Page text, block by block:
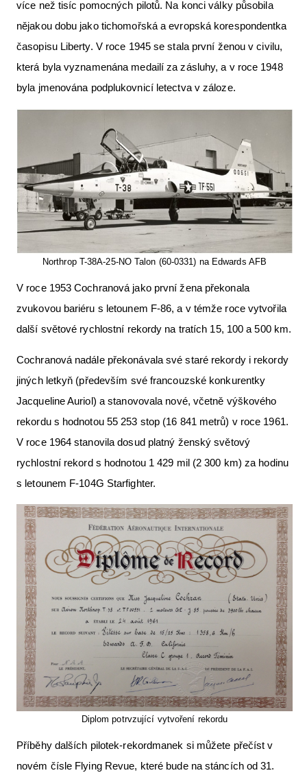
více než tisíc pomocných pilotů. Na konci války působila
nějakou dobu jako tichomořská a evropská korespondentka
časopisu Liberty. V roce 1945 se stala první ženou v civilu,
která byla vyznamenána medailí za zásluhy, a v roce 1948
byla jmenována podplukovnicí letectva v záloze.
Northrop T-38A-25-NO Talon (60-0331) na Edwards AFB
V roce 1953 Cochranová jako první žena překonala
zvukovou bariéru s letounem F-86, a v témže roce vytvořila
další světové rychlostní rekordy na tratích 15, 100 a 500 km.
Cochranová nadále překonávala své staré rekordy i rekordy
jiných letkyň (především své francouzské konkurentky
Jacqueline Auriol) a stanovovala nové, včetně výškového
rekordu s hodnotou 55 253 stop (16 841 metrů) v roce 1961.
V roce 1964 stanovila dosud platný ženský světový
rychlostní rekord s hodnotou 1 429 mil (2 300 km) za hodinu
s letounem F-104G Starfighter.
Diplom potrvzující vytvoření rekordu
Příběhy dalších pilotek-rekordmanek si můžete přečíst v
novém čísle Flying Revue, které bude na stáncích od 31.